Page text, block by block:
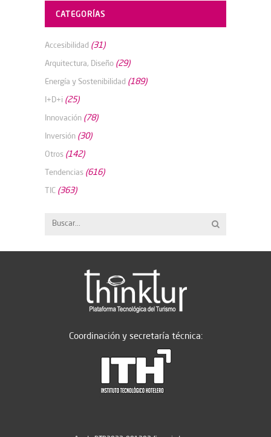
CATEGORÍAS
Accesibilidad (31)
Arquitectura, Diseño (29)
Energía y Sostenibilidad (189)
I+D+i (25)
Innovación (78)
Inversión (30)
Otros (142)
Tendencias (616)
TIC (363)
Coordinación y secretaría técnica: